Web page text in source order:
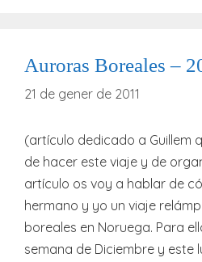
Auroras Boreales –
21 de gener de 2011
(artículo dedicado a Guillem
de hacer este viaje y de
artículo os voy a hablar de
hermano y yo un viaje
boreales en Noruega. Para
semana de Diciembre y este